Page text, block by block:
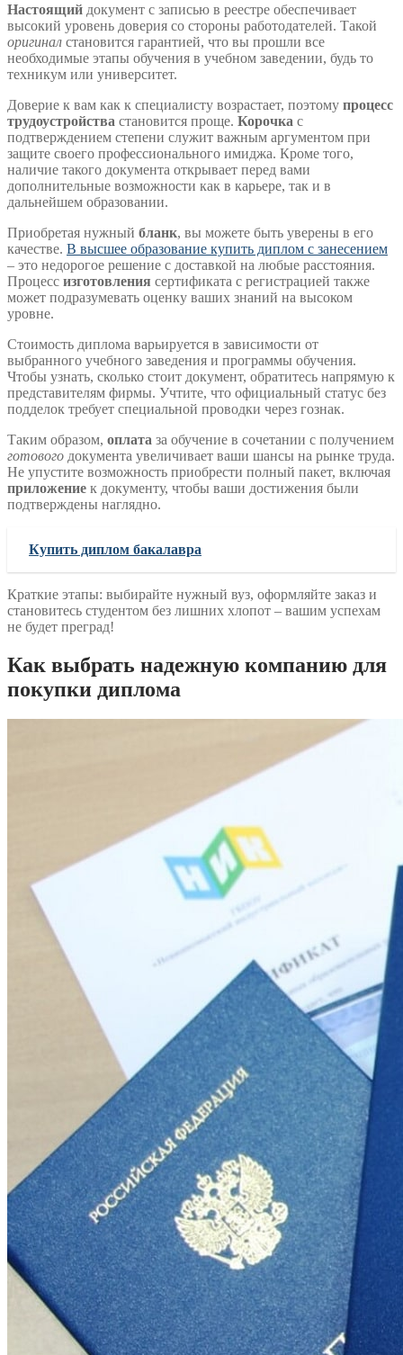
Настоящий документ с записью в реестре обеспечивает
высокий уровень доверия со стороны работодателей. Такой
оригинал становится гарантией, что вы прошли все
необходимые этапы обучения в учебном заведении, будь то
техникум или университет.
Доверие к вам как к специалисту возрастает, поэтому процесс
трудоустройства становится проще. Корочка с
подтверждением степени служит важным аргументом при
защите своего профессионального имиджа. Кроме того,
наличие такого документа открывает перед вами
дополнительные возможности как в карьере, так и в
дальнейшем образовании.
Приобретая нужный бланк, вы можете быть уверены в его
качестве. В высшее образование купить диплом с занесением
– это недорогое решение с доставкой на любые расстояния.
Процесс изготовления сертификата с регистрацией также
может подразумевать оценку ваших знаний на высоком
уровне.
Стоимость диплома варьируется в зависимости от
выбранного учебного заведения и программы обучения.
Чтобы узнать, сколько стоит документ, обратитесь напрямую к
представителям фирмы. Учтите, что официальный статус без
подделок требует специальной проводки через гознак.
Таким образом, оплата за обучение в сочетании с получением
готового документа увеличивает ваши шансы на рынке труда.
Не упустите возможность приобрести полный пакет, включая
приложение к документу, чтобы ваши достижения были
подтверждены наглядно.
Купить диплом бакалавра
Краткие этапы: выбирайте нужный вуз, оформляйте заказ и
становитесь студентом без лишних хлопот – вашим успехам
не будет преград!
Как выбрать надежную компанию для
покупки диплома